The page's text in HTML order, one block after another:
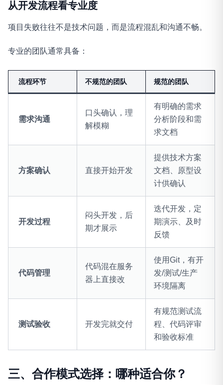
从开发流程看专业度
项目失败往往不是技术问题，而是流程混乱和沟通不畅。
专业的团队通常具备：
流程环节 不规范的团队 规范的团队
需求沟通
口头确认，理
解模糊
有明确的需求
分析阶段和需
求文档
方案确认 直接开始开发
提供技术方案
文档、原型设
计供确认
开发过程
闷头开发，后
期才展示
迭代开发，定
期演示、及时
反馈
代码管理
代码混在服务
器上直接改
使用Git，有开
发/测试/生产
环境隔离
测试验收 开发完就交付
有规范测试流
程、代码评审
和验收标准
三、合作模式选择：哪种适合你？